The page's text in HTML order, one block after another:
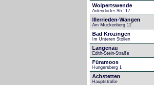
Wolpertswende
Aulendorfer Str. 17
Illerrieden-Wangen
Am Muckenberg 12
Bad Krozingen
Im Unteren Stollen
Langenau
Edith-Stein-Straße
Füramoos
Hungersberg 1
Achstetten
Hauptstraße